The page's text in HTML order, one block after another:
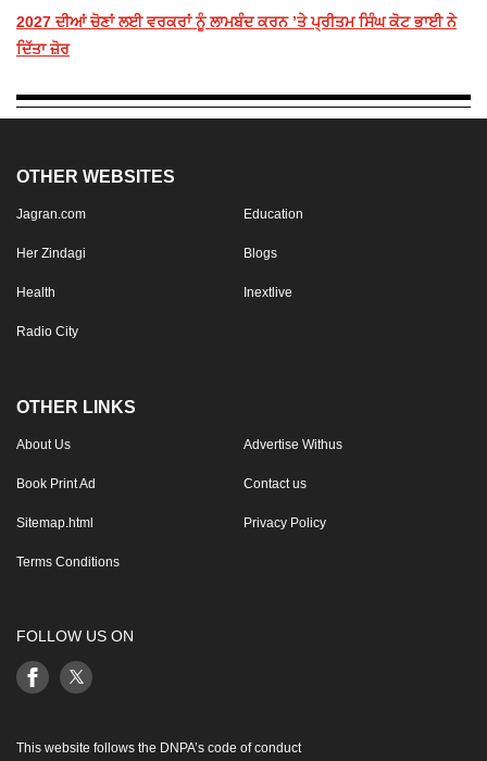
2027 ਦੀਆਂ ਚੋਣਾਂ ਲਈ ਵਰਕਰਾਂ ਨੂੰ ਲਾਮਬੰਦ ਕਰਨ ’ਤੇ ਪ੍ਰੀਤਮ ਸਿੰਘ ਕੋਟ ਭਾਈ ਨੇ
ਦਿੱਤਾ ਜ਼ੋਰ
OTHER WEBSITES
Jagran.com Education
Her Zindagi Blogs
Health Inextlive
Radio City
OTHER LINKS
About Us Advertise Withus
Book Print Ad Contact us
Sitemap.html Privacy Policy
Terms Conditions
FOLLOW US ON
This website follows the DNPA’s code of conduct